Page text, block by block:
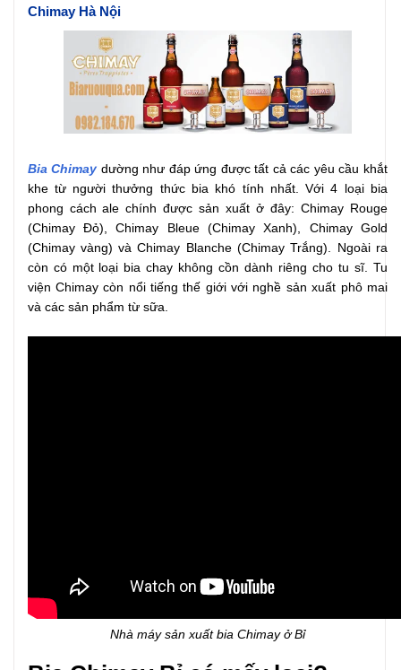
Chimay Hà Nội
Bia Chimay dường như đáp ứng được tất cả các yêu cầu khắt
khe từ người thưởng thức bia khó tính nhất. Với 4 loại bia
phong cách ale chính được sản xuất ở đây: Chimay Rouge
(Chimay Đỏ), Chimay Bleue (Chimay Xanh), Chimay Gold
(Chimay vàng) và Chimay Blanche (Chimay Trắng). Ngoài ra
còn có một loại bia chay không cồn dành riêng cho tu sĩ. Tu
viện Chimay còn nổi tiếng thế giới với nghề sản xuất phô mai
và các sản phẩm từ sữa.
Nhà máy sản xuất bia Chimay ở Bỉ